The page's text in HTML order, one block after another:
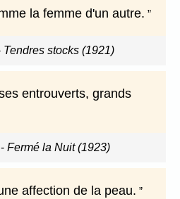
la femme d'un autre.
Tendres stocks (1921)
entrouverts, grands
- Fermé la Nuit (1923)
affection de la peau.